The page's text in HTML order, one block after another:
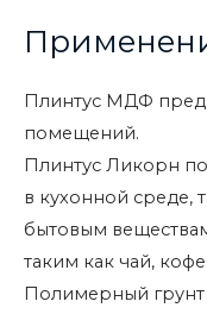
Плинтус МДФ
помещений.
Плинтус Ликорн
в кухонной среде,
бытовым
таким как чай,
Полимерный